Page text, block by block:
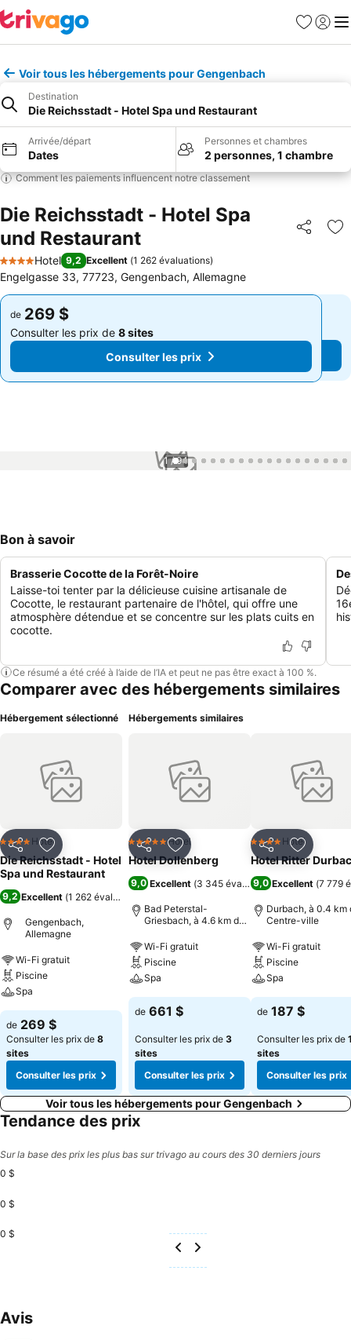
Favoris
Se
Voir tous les hébergements pour Gengenbach
Destination
Die Reichsstadt - Hotel Spa und Restaurant
Arrivée/départ
Dates
Personnes et chambres
2 personnes, 1 chambre
Comment les paiements influencent notre classement
Die Reichsstadt - Hotel Spa
und Restaurant
Partager
4 Étoiles
Hotel 9,2 Excellent (1 262 évaluations)
Engelgasse 33, 77723, Gengenbach, Allemagne
de 269 $
Consulter les prix de 8 sites
Consulter les prix
de 269 $
Consulter les prix de 8 sites
Consulter les prix
1 / 94
Bon à savoir
Brasserie Cocotte de la Forêt-Noire
Laisse-toi tenter par la délicieuse cuisine artisanale de
Cocotte, le restaurant partenaire de l'hôtel, qui offre une
atmosphère détendue et se concentre sur les plats cuits en
cocotte.
Ce résumé a été créé à l’aide de l’IA et peut ne pas être exact à 100 %.
Comparer avec des hébergements similaires
Hébergement sélectionné
PartagerAjouter à mes favoris
4 ÉtoilesHotel
Die Reichsstadt - Hotel
Spa und Restaurant
9,2 Excellent (1 262 évaluations
Gengenbach,
Allemagne
Wi-Fi gratuit
Piscine
Spa
de 269 $
Consulter les prix de 8
sites
Consulter les prix
Hébergements similaires
PartagerAjouter à mes favoris
5 Étoiles Hotel
Hotel Dollenberg
9,0 Excellent (3 345 évaluations)
Bad Peterstal-
Griesbach, à 4.6 km de :
Wi-Fi gratuit
Piscine
Spa
de 661 $
Consulter les prix de 3
sites
Consulter les prix
PartagerAjouter
4 ÉtoilesHotel
Hotel Ritter
9,0 Excellent (7 779
Durbach, à 0.4 km
Centre-ville
Wi-Fi gratuit
Piscine
Spa
de 187 $
Consulter les prix de
sites
Consulter les prix
Voir tous les hébergements pour Gengenbach
Tendance des prix
Sur la base des prix les plus bas sur trivago au cours des 30 derniers jours
0 $
0 $
0 $
Avis